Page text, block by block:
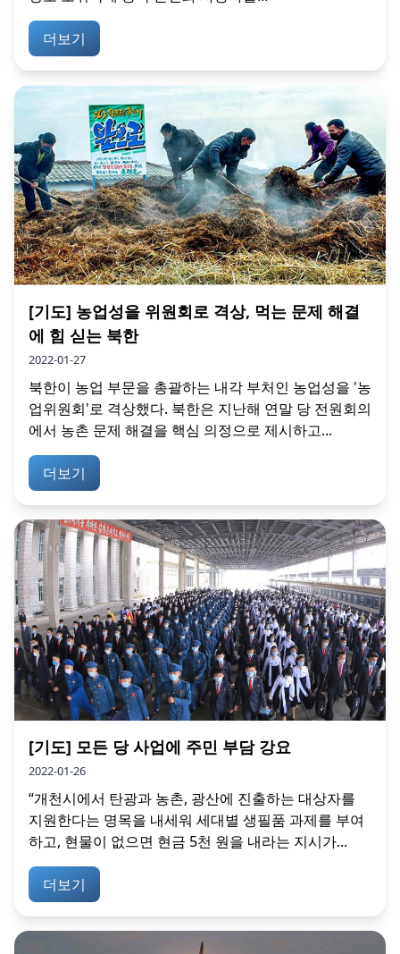
더보기
[기도] 농업성을 위원회로 격상, 먹는 문제 해결
에 힘 싣는 북한
2022-01-27
북한이 농업 부문을 총괄하는 내각 부처인 농업성을 '농
업위원회'로 격상했다. 북한은 지난해 연말 당 전원회의
에서 농촌 문제 해결을 핵심 의정으로 제시하고...
더보기
[기도] 모든 당 사업에 주민 부담 강요
2022-01-26
“개천시에서 탄광과 농촌, 광산에 진출하는 대상자를
지원한다는 명목을 내세워 세대별 생필품 과제를 부여
하고, 현물이 없으면 현금 5천 원을 내라는 지시가...
더보기